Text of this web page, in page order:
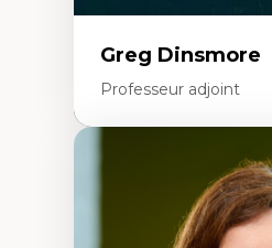
Greg Dinsmore
Professeur adjoint
Fragmentation des
Analyse multi-
médiatiques